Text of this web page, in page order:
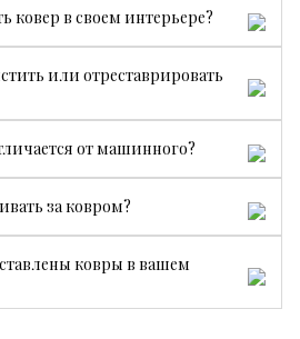
изготовление занимает от 3
в своем интерьере?
посмотреть, как он будет
или отреставрировать
от машинного?
и уникален. Машинные
и стоят дешевле.
за ковром?
без хлора. При необходимости
ковры в вашем